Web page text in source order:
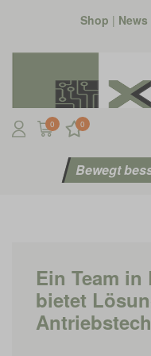
Shop | News
0 0
Bewegt
Ein Team
bietet